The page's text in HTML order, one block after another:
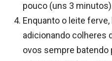
pouco (uns 3
Enquanto o leite
adicionando colheres
ovos sempre batendo